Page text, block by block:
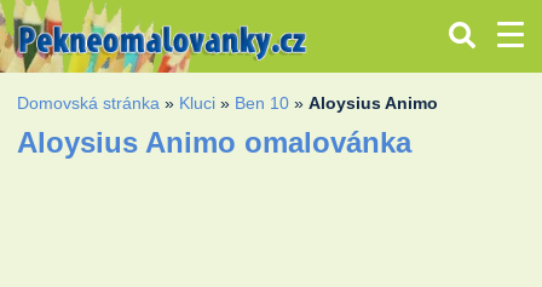
Domovská stránka » Kluci » Ben 10 »Aloysius Animo
Aloysius Animo omalovánka